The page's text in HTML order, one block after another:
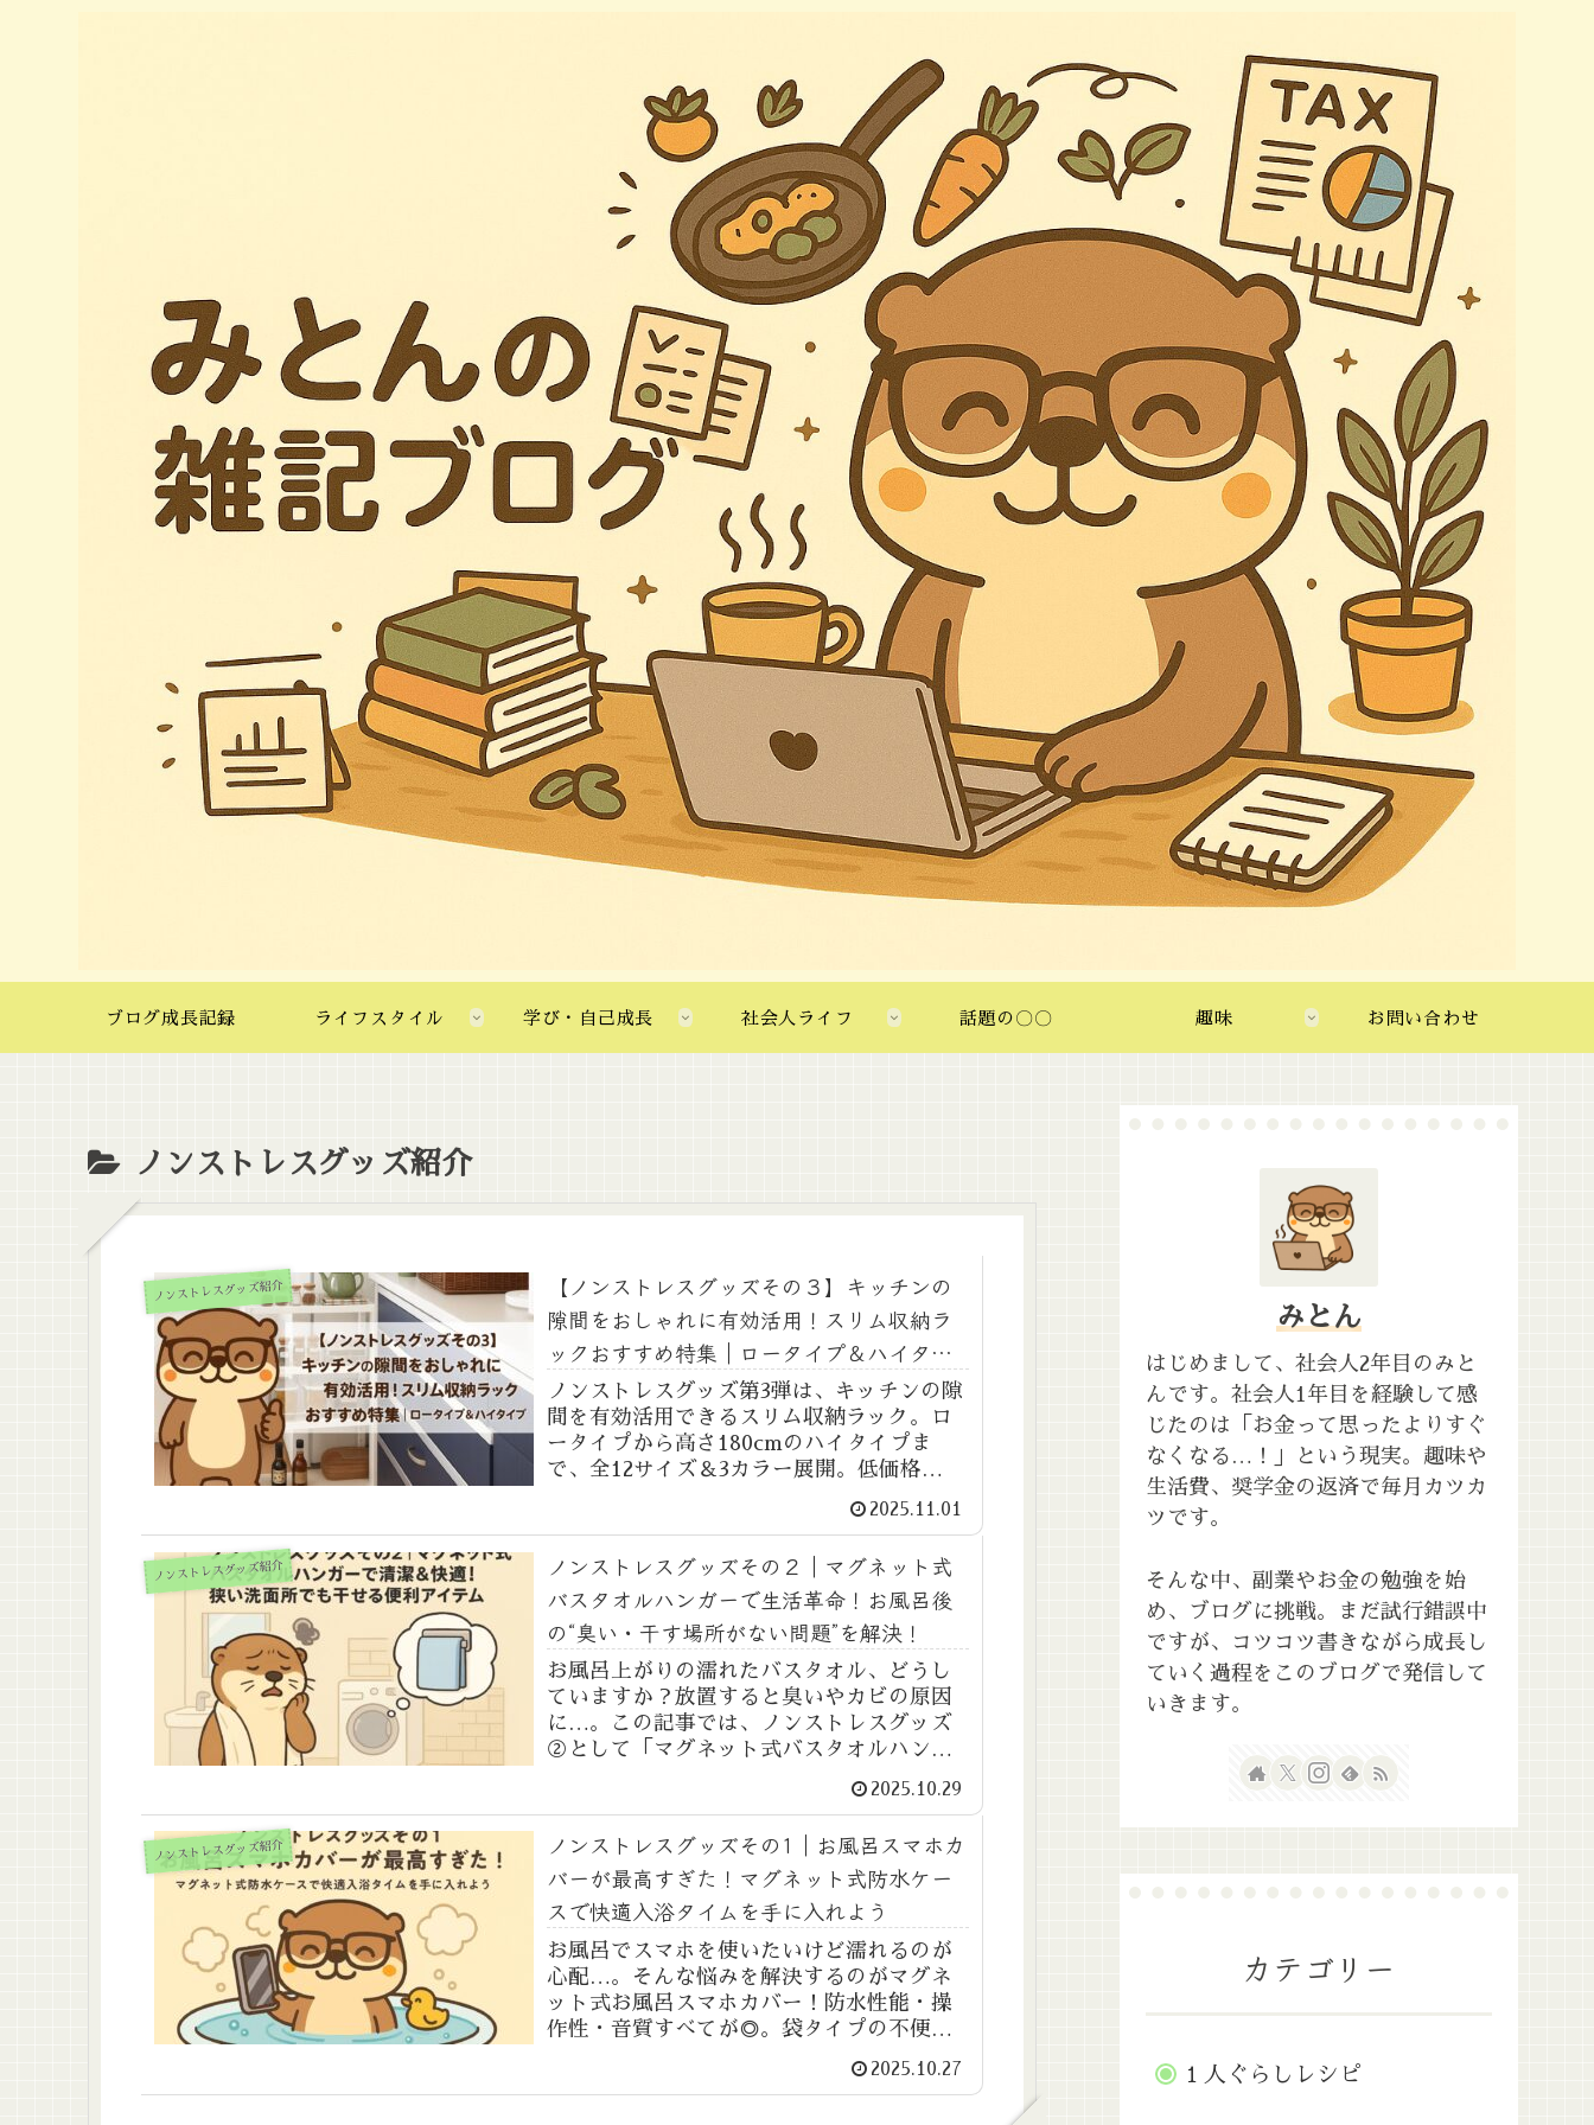
ブログ成長記録 ライフスタイル 学び・自己成長 社会人ライフ 話題の〇〇 趣味 お問い合わせ
ノンストレスグッズ紹介
ノンストレスグッズ紹介
【ノンストレスグッズその３】キッチンの
隙間をおしゃれに有効活用！スリム収納ラ
ックおすすめ特集｜ロータイプ＆ハイタイ
プも紹介
ノンストレスグッズ第3弾は、キッチンの隙
間を有効活用できるスリム収納ラック。ロ
ータイプから高さ180cmのハイタイプま
で、全12サイズ＆3カラー展開。低価格
2025.11.01
ノンストレスグッズ紹介
ノンストレスグッズその２｜マグネット式
バスタオルハンガーで生活革命！お風呂後
の“臭い・干す場所がない問題”を解決！
お風呂上がりの濡れたバスタオル、どうし
ていますか？放置すると臭いやカビの原因
に…。この記事では、ノンストレスグッズ
②として「マグネット式バスタオルハンガ
ペース＆清潔を保つ便利アイテムです。
2025.10.29
ノンストレスグッズ紹介
ノンストレスグッズその1｜お風呂スマホカ
バーが最高すぎた！マグネット式防水ケー
スで快適入浴タイムを手に入れよう
お風呂でスマホを使いたいけど濡れるのが
心配…。そんな悩みを解決するのがマグネ
ット式お風呂スマホカバー！防水性能・操
作性・音質すべてが◎。袋タイプの不便さ
2025.10.27
みとん
はじめまして、社会人2年目のみと
んです。社会人1年目を経験して感
じたのは「お金って思ったよりすぐ
なくなる…！」という現実。趣味や
生活費、奨学金の返済で毎月カツカ
ツです。
そんな中、副業やお金の勉強を始
め、ブログに挑戦。まだ試行錯誤中
ですが、コツコツ書きながら成長し
ていく過程をこのブログで発信して
いきます。
カテゴリー
１人ぐらしレシピ